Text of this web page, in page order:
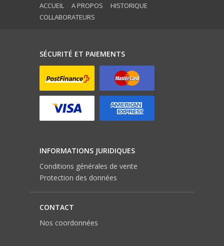
ACCUEIL A PROPOS
HISTORIQUE
COLLABORATEURS
SÉCURITÉ ET PAIEMENTS
INFORMATIONS JURIDIQUES
Conditions générales de vente
Protection des données
CONTACT
Nos coordonnées